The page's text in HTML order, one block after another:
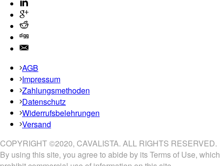
AGB
Impressum
Zahlungsmethoden
Datenschutz
Widerrufsbelehrungen
Versand
COPYRIGHT ©2020, CAVALISTA. ALL RIGHTS RESERVED.
By using this site, you agree to abide by its Terms of Use, which